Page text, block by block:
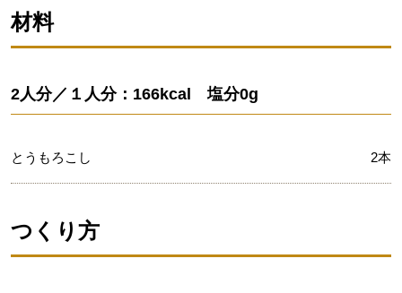
材料
2人分／１人分：166kcal 塩分0g
とうもろこし 2本
つくり方